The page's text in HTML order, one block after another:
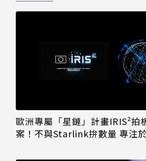
歐洲專屬「星鏈」計畫IRIS²拍
案！不與Starlink拚數量 專注